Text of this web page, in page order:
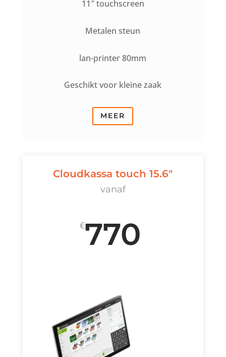
11″ touchscreen
Metalen steun
lan-printer 80mm
Geschikt voor kleine zaak
MEER
Cloudkassa touch 15.6"
vanaf
€770